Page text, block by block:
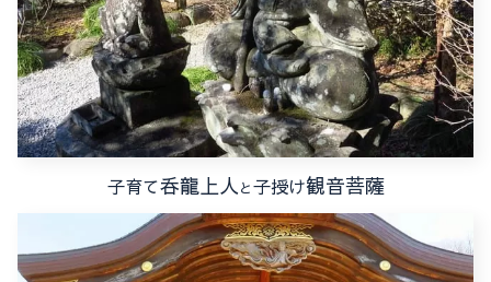
子育て呑龍上人と子授け観音菩薩